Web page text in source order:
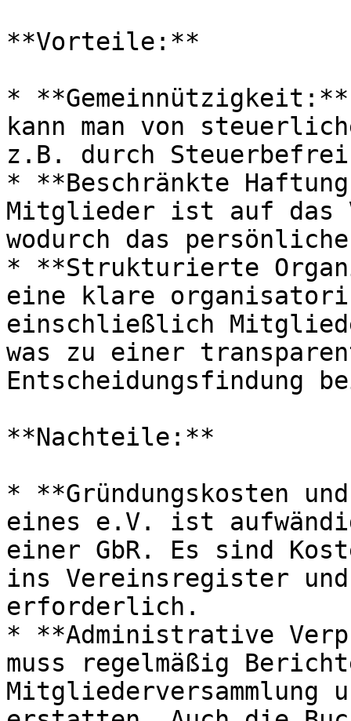
**Vorteile:**
*
kann man von
z.B. durch
* **Beschränkte
Mitglieder ist auf das
wodurch das
* **Strukturierte
eine klare
einschließlich
was zu einer
Entscheidungsfindung
**Nachteile:**
* **Gründungskosten
eines e.V. ist
einer GbR. Es sind
ins Vereinsregister
erforderlich.
* **Administrative
muss regelmäßig
Mitgliederversammlung